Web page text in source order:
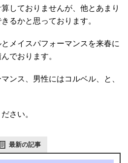
しておりませんが、他とあまり
るかと思っております。
メイスパフォーマンスを来春に
でおります。
ンス、男性にはコルベル、と、
さい。
最新の記事